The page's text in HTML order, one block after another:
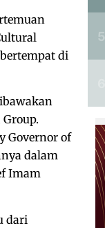
di
Governor of
dalam
Imam
dari